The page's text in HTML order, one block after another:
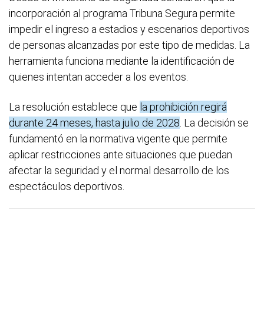
incorporación al programa Tribuna Segura permite
impedir el ingreso a estadios y escenarios deportivos
de personas alcanzadas por este tipo de medidas. La
herramienta funciona mediante la identificación de
quienes intentan acceder a los eventos.
La resolución establece que la prohibición regirá
durante 24 meses, hasta julio de 2028 . La decisión se
fundamentó en la normativa vigente que permite
aplicar restricciones ante situaciones que puedan
afectar la seguridad y el normal desarrollo de los
espectáculos deportivos.